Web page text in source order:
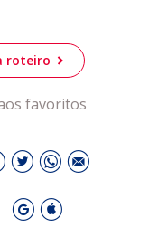
roteiro
favoritos